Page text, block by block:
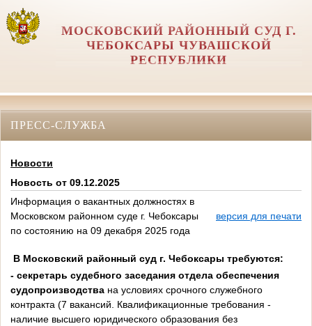
МОСКОВСКИЙ РАЙОННЫЙ СУД Г.
ЧЕБОКСАРЫ ЧУВАШСКОЙ
РЕСПУБЛИКИ
ПРЕСС-СЛУЖБА
Новости
Новость от 09.12.2025
Информация о вакантных должностях в
Московском районном суде г. Чебоксары
по состоянию на 09 декабря 2025 года
версия для печати
В Московский районный суд г. Чебоксары требуются:
- секретарь судебного заседания отдела обеспечения
судопроизводства на условиях срочного служебного
контракта (7 вакансий. Квалификационные требования -
наличие высшего юридического образования без